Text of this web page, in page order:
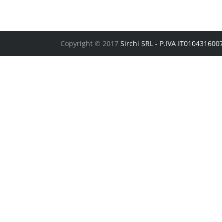
Copyright © 2017 Sirchi SRL - P.IVA